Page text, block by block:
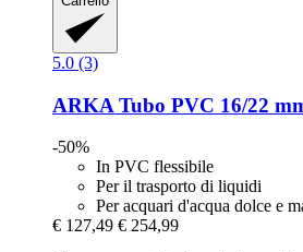
5.0 (3)
ARKA Tubo PVC 16/22
-50%
In PVC flessibile
Per il trasporto di liquidi
Per acquari d'acqua dolce e
€ 127,49 € 254,99